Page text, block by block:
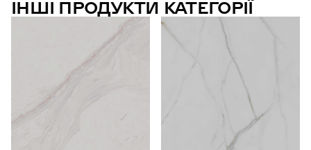
ІНШІ ПРОДУКТИ КАТЕГОРІЇ